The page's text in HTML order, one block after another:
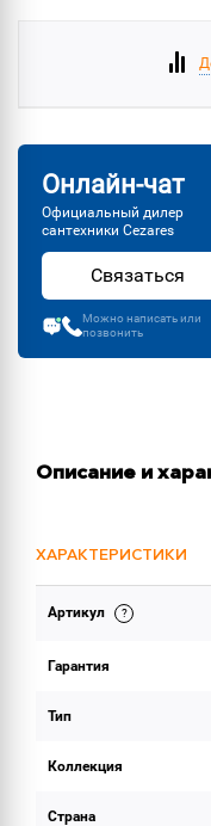
Онлайн-чат
Официальный дилер
сантехники Cezares
Связаться
Можно написать или
позвонить
Описание и
ХАРАКТЕРИСТИКИ
ОБЪЕМ ПОСТАВКИ
Артикул
Гарантия
Тип
Коллекция
Страна